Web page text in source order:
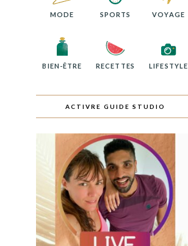
MODE SPORTS VOYAGE
BIEN-ÊTRE RECETTES LIFESTYLE
ACTIVRE GUIDE STUDIO